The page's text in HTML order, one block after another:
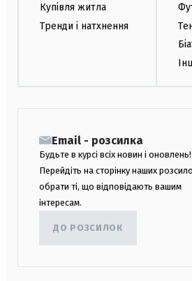
Купівля житла
Тренди і натхнення
Email - розсилка
Будьте в курсі всіх новин і оновлень!
Перейдіть на сторінку наших
обрати ті, що відповідають вашим
інтересам.
ДО РОЗСИЛОК